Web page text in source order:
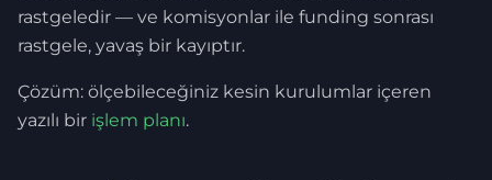
rastgeledir — ve komisyonlar ile funding sonrası
rastgele, yavaş bir kayıptır.
Çözüm: ölçebileceğiniz kesin kurulumlar içeren
yazılı bir işlem planı.